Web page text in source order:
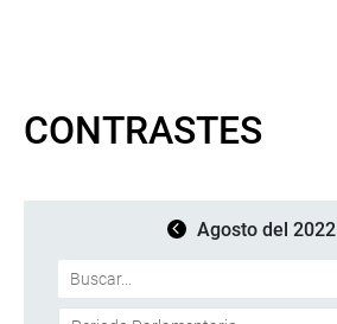
CONTRASTES
Agosto del 2022